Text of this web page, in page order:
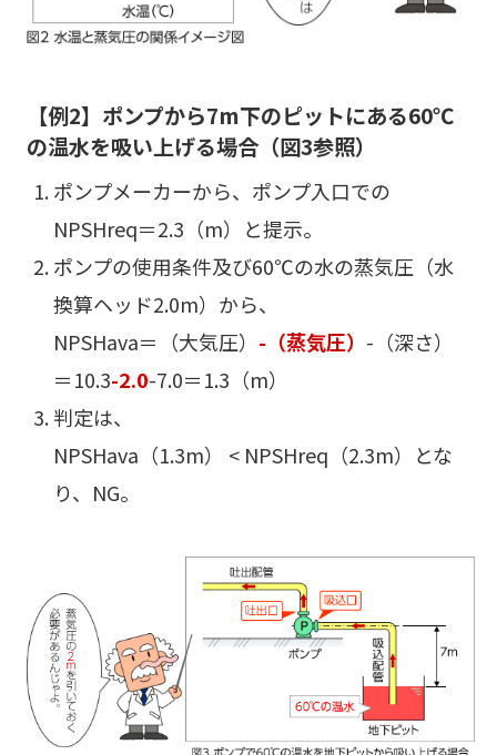
【例2】ポンプから7m下のピットにある60℃
の温水を吸い上げる場合（図3参照）
ポンプメーカーから、ポンプ入口での
NPSHreq＝2.3（m）と提示。
ポンプの使用条件及び60℃の水の蒸気圧（水
換算ヘッド2.0m）から、
NPSHava＝（大気圧） -（蒸気圧） -（深さ）
＝10.3-2.0-7.0＝1.3（m）
判定は、
NPSHava（1.3m） < NPSHreq（2.3m）とな
り、NG。